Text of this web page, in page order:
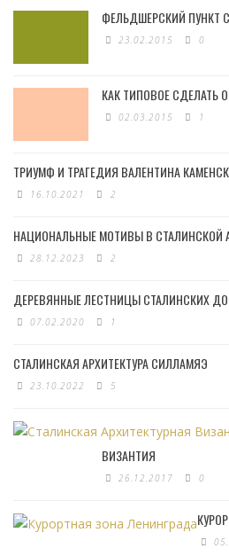
ФЕЛЬДШЕРСКИЙ ПУНКТ
23.02.2015 0
КАК ТИПОВОЕ СДЕЛАТЬ
02.03.2015 1
ТРИУМФ И ТРАГЕДИЯ ВАЛЕНТИНА
16.10.2021 2
НАЦИОНАЛЬНЫЕ МОТИВЫ В СТАЛИНСКОЙ
28.12.2023 2
ДЕРЕВЯННЫЕ ЛЕСТНИЦЫ СТАЛИНСКИХ
07.02.2020 1
СТАЛИНСКАЯ АРХИТЕКТУРА СИЛЛАМЯЭ
23.10.2022 5
ВИЗАНТИЯ
26.12.2017 0